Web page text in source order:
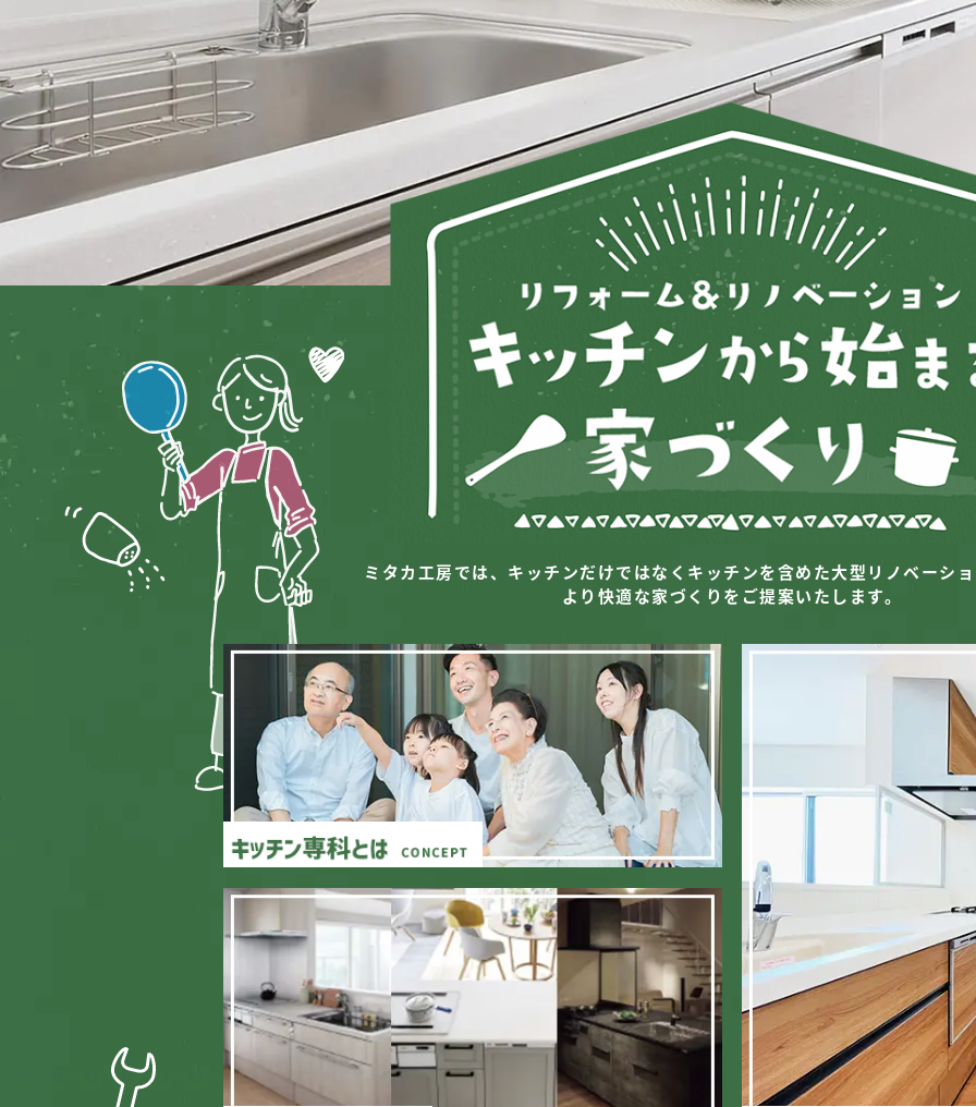
ミタカ工房では、キッチンだけではなく キッチンを含めた大型リノベーシ
より快適な家づくりをご提案いたします。